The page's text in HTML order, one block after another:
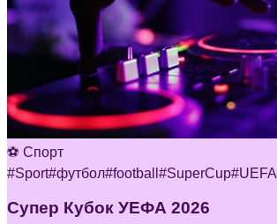
⚽ Спорт
#Sport#футбол#football #SuperCup#UEFA
Супер Кубок УЕФА 2026